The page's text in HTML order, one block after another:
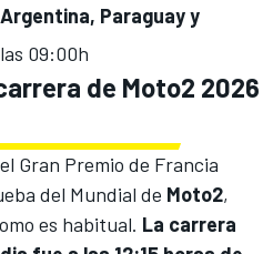
Argentina, Paraguay y
09:00h
de Moto2 2026
Gran Premio de Francia
del Mundial de Moto2,
es habitual. La carrera